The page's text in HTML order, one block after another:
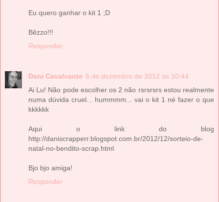
Eu quero ganhar o kit 1 ;D
Bêzzo!!!
Responder
Dani Cavalcante 6 de dezembro de 2012 às 10:44
Ai Lu! Não pode escolher os 2 não rsrsrsrs estou realmente
numa dúvida cruel... hummmm... vai o kit 1 né fazer o que
kkkkkk
Aqui o link do blog
http://daniscrapperr.blogspot.com.br/2012/12/sorteio-de-
natal-no-bendito-scrap.html
Bjo bjo amiga!
Responder